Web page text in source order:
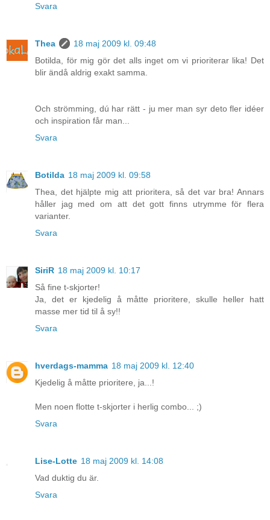
Svara
Thea
18 maj 2009 kl. 09:48
Botilda, för mig gör det alls inget om vi prioriterar lika! Det
blir ändå aldrig exakt samma.
Och strömming, dú har rätt - ju mer man syr deto fler idéer
och inspiration får man...
Svara
Botilda 18 maj 2009 kl. 09:58
Thea, det hjälpte mig att prioritera, så det var bra! Annars
håller jag med om att det gott finns utrymme för flera
varianter.
Svara
SiriR 18 maj 2009 kl. 10:17
Så fine t-skjorter!
Ja, det er kjedelig å måtte prioritere, skulle heller hatt
masse mer tid til å sy!!
Svara
hverdags-mamma 18 maj 2009 kl. 12:40
Kjedelig å måtte prioritere, ja...!
Men noen flotte t-skjorter i herlig combo... ;)
Svara
Lise-Lotte 18 maj 2009 kl. 14:08
Vad duktig du är.
Svara